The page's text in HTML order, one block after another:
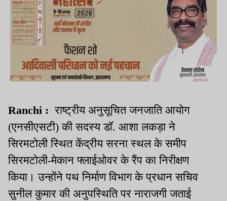
Ranchi : राष्ट्रीय अनुसूचित जनजाति आयोग
(एनसीएसटी) की सदस्य डॉ. आशा लकड़ा ने
सिरमटोली स्थित केंद्रीय सरना स्थल के समीप
सिरमटोली-मेकान फ्लाईओवर के रैंप का निरीक्षण
किया। उन्होंने पथ निर्माण विभाग के प्रधान सचिव
सुनील कुमार की अनुपस्थिति पर नाराजगी जताई